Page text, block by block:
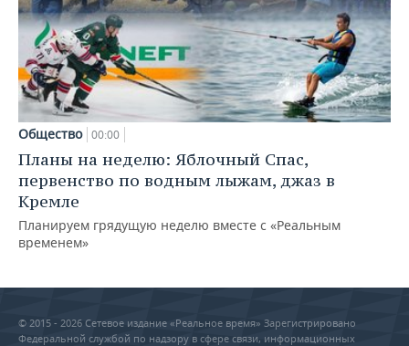
Общество 00:00
Планы на неделю: Яблочный Спас,
первенство по водным лыжам, джаз в
Кремле
Планируем грядущую неделю вместе с «Реальным
временем»
© 2015 - 2026 Сетевое издание «Реальное время» Зарегистрировано
Федеральной службой по надзору в сфере связи, информационных